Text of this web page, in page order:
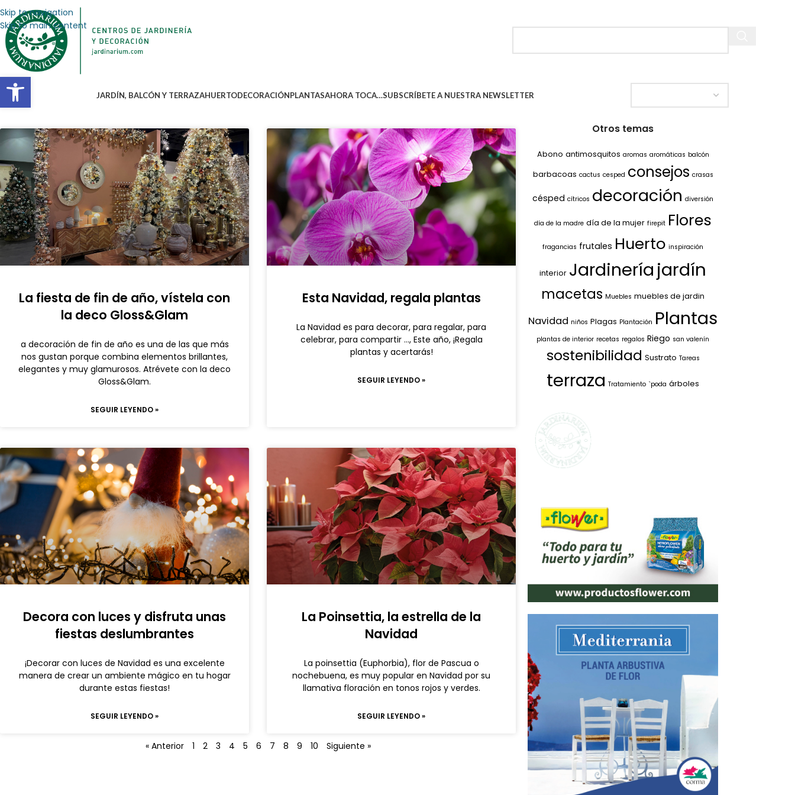
Abrir barra de herramientas
Skip to navigation
Skip to main content
JARDÍN, BALCÓN Y TERRAZAHUERTODECORACIÓNPLANTASAHORA TOCA…SUBSCRÍBETE A NUESTRA NEWSLETTER
La fiesta de fin de año, vístela con
la deco Gloss&Glam
a decoración de fin de año es una de las que más
nos gustan porque combina elementos brillantes,
elegantes y muy glamurosos. Atrévete con la deco
Gloss&Glam.
SEGUIR LEYENDO »
Esta Navidad, regala plantas
La Navidad es para decorar, para regalar, para
celebrar, para compartir …, Este año, ¡Regala
plantas y acertarás!
SEGUIR LEYENDO »
Decora con luces y disfruta unas
fiestas deslumbrantes
¡Decorar con luces de Navidad es una excelente
manera de crear un ambiente mágico en tu hogar
durante estas fiestas!
SEGUIR LEYENDO »
La Poinsettia, la estrella de la
Navidad
La poinsettia (Euphorbia), flor de Pascua o
nochebuena, es muy popular en Navidad por su
llamativa floración en tonos rojos y verdes.
SEGUIR LEYENDO »
« Anterior 1 2 3 4 5 6 7 8 9 10 Siguiente »
Otros temas
Abono antimosquitos aromas aromáticas balcón
barbacoas cactus cesped consejos crasas
césped cítricos decoración diversión
día de la madre día de la mujer firepit Flores
fragancias frutales Huerto inspiración
interior Jardinería jardín
macetas Muebles muebles de jardin
Navidad niños Plagas Plantación Plantas
plantas de interior recetas regalos Riego san valenín
sostenibilidad Sustrato Tareas
terraza Tratamiento `poda árboles